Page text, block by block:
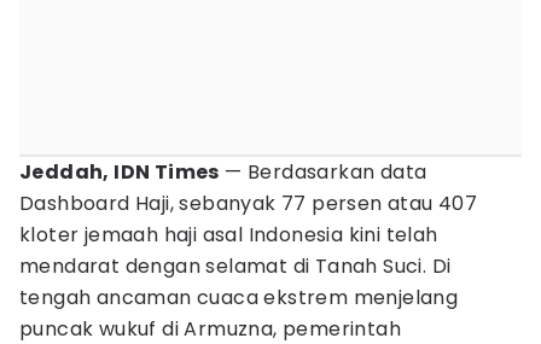
Jeddah, IDN Times — Berdasarkan data
Dashboard Haji, sebanyak 77 persen atau 407
kloter jemaah haji asal Indonesia kini telah
mendarat dengan selamat di Tanah Suci. Di
tengah ancaman cuaca ekstrem menjelang
puncak wukuf di Armuzna, pemerintah